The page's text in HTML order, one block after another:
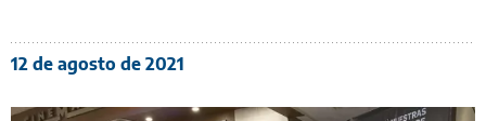
12 de agosto de 2021